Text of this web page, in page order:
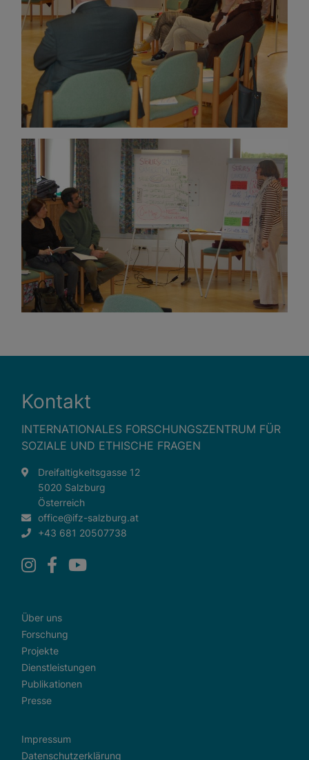
Kontakt
INTERNATIONALES FORSCHUNGSZENTRUM FÜR
SOZIALE UND ETHISCHE FRAGEN
Dreifaltigkeitsgasse 12
5020 Salzburg
Österreich
office@ifz-salzburg.at
+43 681 20507738
Über uns
Forschung
Projekte
Dienstleistungen
Publikationen
Presse
Impressum
Datenschutzerklärung
Google Maps
Eingebettete Inhalte